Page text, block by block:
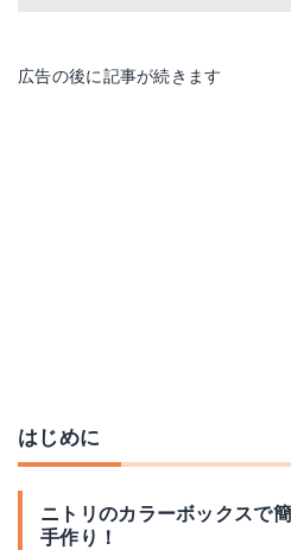
広告の後に記事が続きます
はじめに
ニトリのカラーボックスで
手作り！